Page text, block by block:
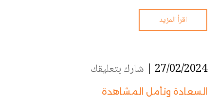
اقرأ المزيد
27/02/2024 | شارك بتعليقك
السعادة وتأمل المشاهدة